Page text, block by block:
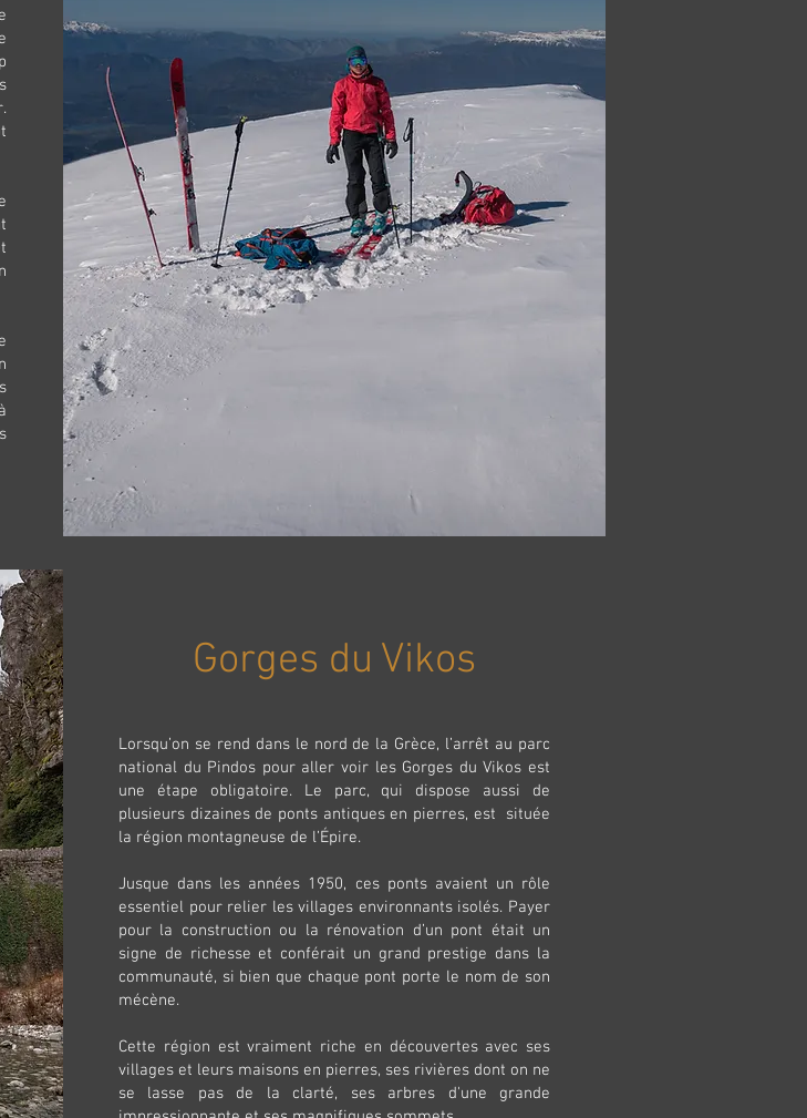
Gorges du Vikos
Lorsqu’on se rend dans le nord de la Grèce, l’arrêt au parc
national du Pindos pour aller voir les Gorges du Vikos est
une étape obligatoire. Le parc, qui dispose aussi de
plusieurs dizaines de ponts antiques en pierres, est située
la région montagneuse de l’Épire.
Jusque dans les années 1950, ces ponts avaient un rôle
essentiel pour relier les villages environnants isolés. Payer
pour la construction ou la rénovation d’un pont était un
signe de richesse et conférait un grand prestige dans la
communauté, si bien que chaque pont porte le nom de son
mécène.
Cette région est vraiment riche en découvertes avec ses
villages et leurs maisons en pierres, ses rivières dont on ne
se lasse pas de la clarté, ses arbres d'une grande